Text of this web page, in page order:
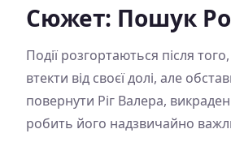
Сюжет: Пошук
Події розгортаються після
втекти від своєї долі, але
повернути Ріг Валера,
робить його надзвичайно